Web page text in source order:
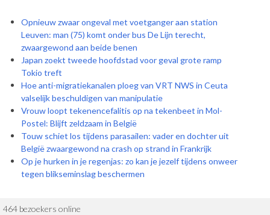
Opnieuw zwaar ongeval met voetganger aan station
Leuven: man (75) komt onder bus De Lijn terecht,
zwaargewond aan beide benen
Japan zoekt tweede hoofdstad voor geval grote ramp
Tokio treft
Hoe anti-migratiekanalen ploeg van VRT NWS in Ceuta
valselijk beschuldigen van manipulatie
Vrouw loopt tekenencefalitis op na tekenbeet in Mol-
Postel: Blijft zeldzaam in België
Touw schiet los tijdens parasailen: vader en dochter uit
België zwaargewond na crash op strand in Frankrijk
Op je hurken in je regenjas: zo kan je jezelf tijdens onweer
tegen blikseminslag beschermen
464 bezoekers online